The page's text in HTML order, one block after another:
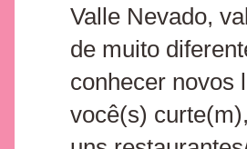
Valle Nevado,
de muito
conhecer novos
você(s)